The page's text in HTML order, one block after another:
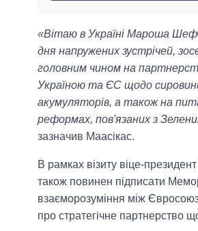
«Вітаю в Україні Мароша
дня напружених зустрічей,
головним чином на
Україною та ЄС щодо
акумуляторів, а також на
реформах, пов'язаних з
зазначив Маасікас.
В рамках візиту віце-президент
також повинен підписати
взаєморозуміння між
про стратегічне партнерство